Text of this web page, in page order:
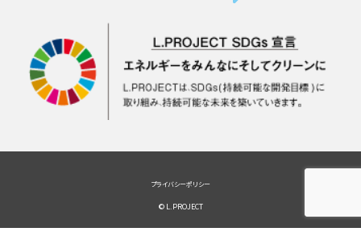
プライバシーポリシー
© L.PROJECT